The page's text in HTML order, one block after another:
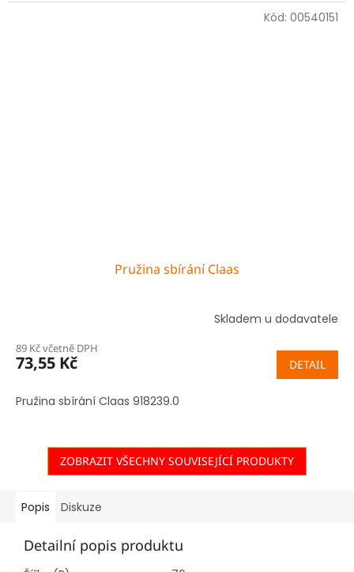
Pružina sbírání Claas
Skladem u dodavatele
89 Kč včetně DPH
73,55 Kč DETAIL
Pružina sbírání Claas 918239.0
Kód: 00540151
ZOBRAZIT VŠECHNY SOUVISEJÍCÍ PRODUKTY
Popis Diskuze
Detailní popis produktu